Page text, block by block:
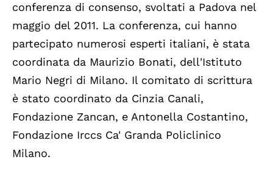
conferenza di consenso, svoltati a Padova nel
maggio del 2011. La conferenza, cui hanno
partecipato numerosi esperti italiani, è stata
coordinata da Maurizio Bonati, dell'Istituto
Mario Negri di Milano. Il comitato di scrittura
è stato coordinato da Cinzia Canali,
Fondazione Zancan, e Antonella Costantino,
Fondazione Irccs Ca' Granda Policlinico
Milano.